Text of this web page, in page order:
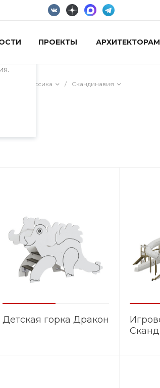
ПРОЕКТЫ
Классика / Скандинавия
Детская горка Дракон